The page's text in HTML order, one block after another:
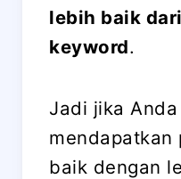
lebih baik
keyword.
Jadi jika
mendapatkan
baik dengan